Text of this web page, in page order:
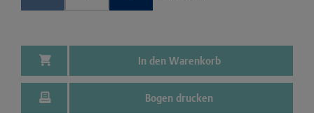
In den Warenkorb
Bogen drucken